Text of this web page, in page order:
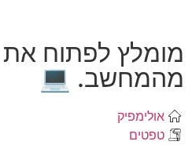
מומלץ לפתוח את
מהמחשב. 💻
אולימפיק
טפטים